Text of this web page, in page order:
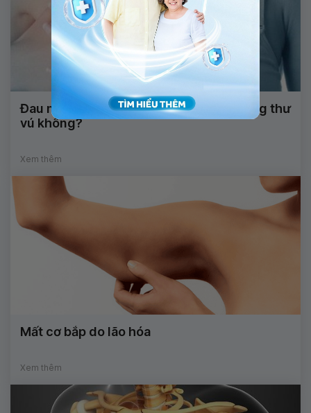
Đau ngực trái có phải là dấu hiệu của ung thư
vú không?
Xem thêm
Mất cơ bắp do lão hóa
Xem thêm